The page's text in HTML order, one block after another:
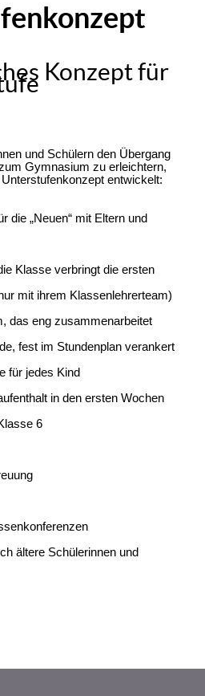
Konzept für
und Schülern den Übergang
Gymnasium zu erleichtern,
entwickelt:
die „Neuen“ mit Eltern und
Klasse verbringt die ersten
mit ihrem Klassenlehrerteam)
das eng zusammenarbeitet
fest im Stundenplan verankert
für jedes Kind
in den ersten Wochen
6
ältere Schülerinnen und